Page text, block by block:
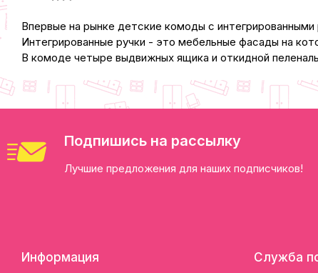
Впервые на рынке детские комоды с интегрированными
Интегрированные ручки - это мебельные фасады на
В комоде четыре выдвижных ящика и откидной
Подпишись на рассылку
Лучшие предложения для наших подписчиков!
Информация Служба